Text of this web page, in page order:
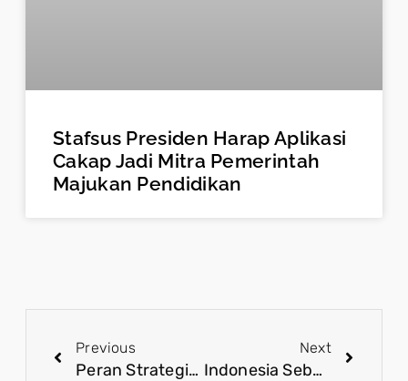
Stafsus Presiden Harap Aplikasi
Cakap Jadi Mitra Pemerintah
Majukan Pendidikan
Previous
Peran Strategis Indonesia Bangun Jejaring Kemitraan Yang Berkelanjutan Dalam HLF-MSP dan IAF II
Next
Indonesia Sebagai Poros Kerjasama Bilateral di Forum HLF MSP